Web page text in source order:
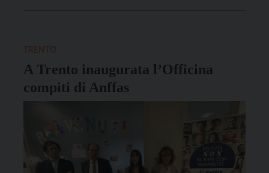
A Trento inaugurata l’Officina
compiti di Anffas